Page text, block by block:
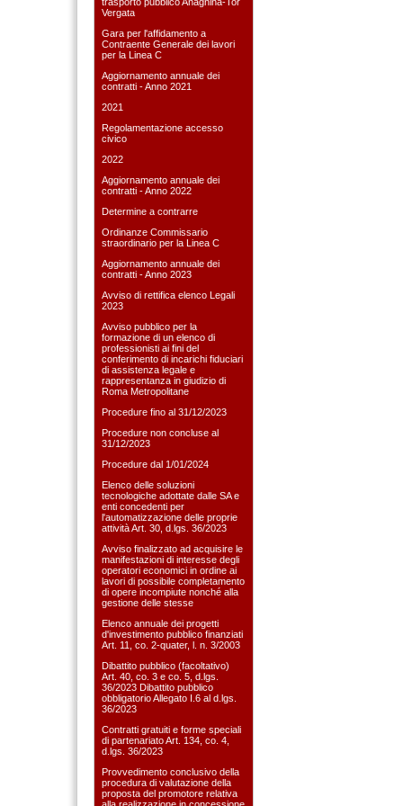
Vergata
Gara per l'affidamento a
Contraente Generale dei lavori
per la Linea C
Aggiornamento annuale dei
contratti - Anno 2021
2021
Regolamentazione accesso
civico
2022
Aggiornamento annuale dei
contratti - Anno 2022
Determine a contrarre
Ordinanze Commissario
straordinario per la Linea C
Aggiornamento annuale dei
contratti - Anno 2023
Avviso di rettifica elenco Legali
2023
Avviso pubblico per la
formazione di un elenco di
professionisti ai fini del
conferimento di incarichi fiduciari
di assistenza legale e
rappresentanza in giudizio di
Roma Metropolitane
Procedure fino al 31/12/2023
Procedure non concluse al
31/12/2023
Procedure dal 1/01/2024
Elenco delle soluzioni
tecnologiche adottate dalle SA e
enti concedenti per
l'automatizzazione delle proprie
attività Art. 30, d.lgs. 36/2023
Avviso finalizzato ad acquisire le
manifestazioni di interesse degli
operatori economici in ordine ai
lavori di possibile completamento
di opere incompiute nonché alla
gestione delle stesse
Elenco annuale dei progetti
d'investimento pubblico finanziati
Art. 11, co. 2-quater, l. n. 3/2003
Dibattito pubblico (facoltativo)
Art. 40, co. 3 e co. 5, d.lgs.
36/2023 Dibattito pubblico
obbligatorio Allegato I.6 al d.lgs.
36/2023
Contratti gratuiti e forme speciali
di partenariato Art. 134, co. 4,
d.lgs. 36/2023
Provvedimento conclusivo della
procedura di valutazione della
proposta del promotore relativa
alla realizzazione in concessione